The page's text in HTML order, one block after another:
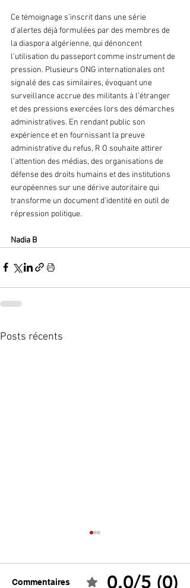
Ce témoignage s’inscrit dans une série
d’alertes déjà formulées par des membres de
la diaspora algérienne, qui dénoncent
l’utilisation du passeport comme instrument de
pression. Plusieurs ONG internationales ont
signalé des cas similaires, évoquant une
surveillance accrue des militants à l’étranger
et des pressions exercées lors des démarches
administratives. En rendant public son
expérience et en fournissant la preuve
administrative du refus, R O souhaite attirer
l’attention des médias, des organisations de
défense des droits humains et des institutions
européennes sur une dérive autoritaire qui
transforme un document d’identité en outil de
répression politique.
Nadia B
Posts récents
Commentaires 0.0/5 (0)